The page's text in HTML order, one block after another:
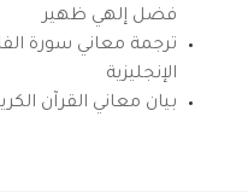
فضل إلهي ظهير
ترجمة معاني سورة
الإنجليزية
بيان معاني القرآن